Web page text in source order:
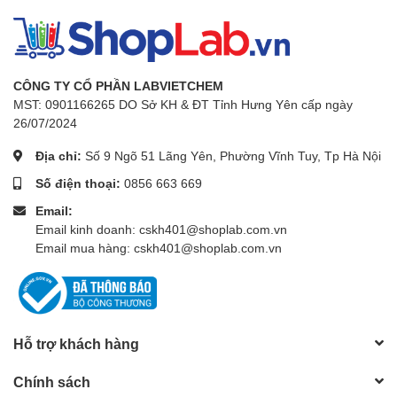
CÔNG TY CỔ PHẦN LABVIETCHEM
MST: 0901166265 DO Sở KH & ĐT Tỉnh Hưng Yên cấp ngày
26/07/2024
Địa chỉ: Số 9 Ngõ 51 Lãng Yên, Phường Vĩnh Tuy, Tp Hà Nội
Số điện thoại: 0856 663 669
Email:
Email kinh doanh: cskh401@shoplab.com.vn
Email mua hàng: cskh401@shoplab.com.vn
Hỗ trợ khách hàng
Chính sách